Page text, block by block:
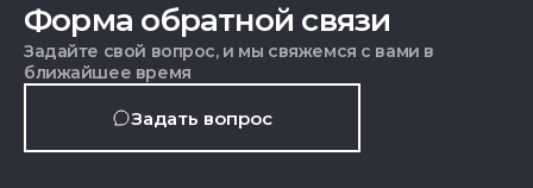
Форма обратной связи
Задайте свой вопрос, и мы свяжемся с вами в
ближайшее время
Задать вопрос